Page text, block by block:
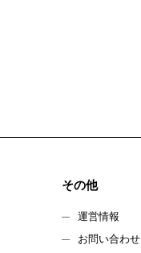
その他
運営情報
お問い合わせ